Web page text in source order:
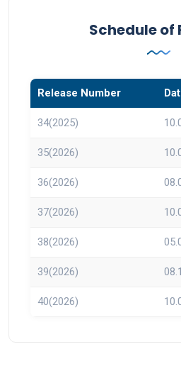
Schedule of
Release Number
34(2025)
35(2026)
36(2026)
37(2026)
38(2026)
39(2026)
40(2026)